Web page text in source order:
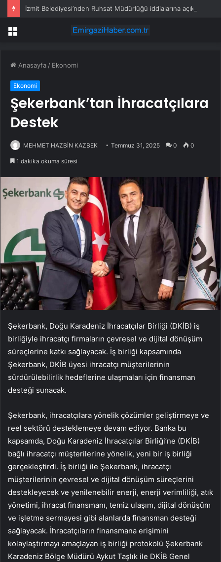
Menü
Anasayfa / Ekonomi
Ekonomi
Şekerbank’tan İhracatçılara
Destek
MEHMET HAZBİN KAZBEK Temmuz 31, 2025 0 0
1 dakika okuma süresi
Şekerbank, Doğu Karadeniz İhracatçılar Birliği (DKİB) iş
birliğiyle ihracatçı firmaların çevresel ve dijital dönüşüm
süreçlerine katkı sağlayacak. İş birliği kapsamında
Şekerbank, DKİB üyesi ihracatçı müşterilerinin
sürdürülebilirlik hedeflerine ulaşmaları için finansman
desteği sunacak.
Şekerbank, ihracatçılara yönelik çözümler geliştirmeye ve
reel sektörü desteklemeye devam ediyor. Banka bu
kapsamda, Doğu Karadeniz İhracatçılar Birliği’ne (DKİB)
bağlı ihracatçı müşterilerine yönelik, yeni bir iş birliği
gerçekleştirdi. İş birliği ile Şekerbank, ihracatçı
müşterilerinin çevresel ve dijital dönüşüm süreçlerini
destekleyecek ve yenilenebilir enerji, enerji verimliliği, atık
yönetimi, ihracat finansmanı, temiz ulaşım, dijital dönüşüm
ve işletme sermayesi gibi alanlarda finansman desteği
sağlayacak. İhracatçıların finansmana erişimini
kolaylaştırmayı amaçlayan iş birliği protokolü Şekerbank
Karadeniz Bölge Müdürü Aykut Taşlık ile DKİB Genel